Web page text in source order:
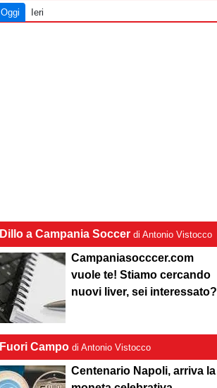
Oggi Ieri
Dillo a Campania Soccer di Antonio Vistocco
Campaniasocccer.com
vuole te! Stiamo cercando
nuovi liver, sei interessato?
Fuori Campo di Antonio Vistocco
Centenario Napoli, arriva la